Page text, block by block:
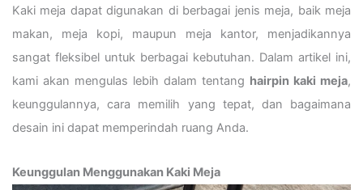
Kaki meja dapat digunakan di berbagai jenis meja, baik meja
makan, meja kopi, maupun meja kantor, menjadikannya
sangat fleksibel untuk berbagai kebutuhan. Dalam artikel ini,
kami akan mengulas lebih dalam tentang hairpin kaki meja,
keunggulannya, cara memilih yang tepat, dan bagaimana
desain ini dapat memperindah ruang Anda.
Keunggulan Menggunakan Kaki Meja